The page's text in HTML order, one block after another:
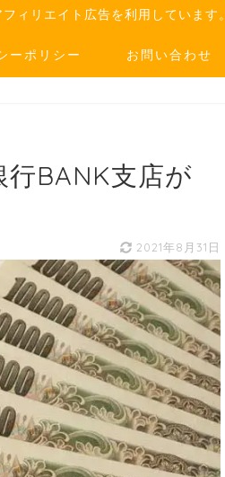
ィリエイト広告を利用しています。
ーポリシー お問い合わせ
行BANK支店が
2021年8月31日